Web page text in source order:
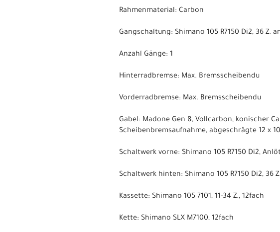
Rahmenmaterial: Carbon
Gangschaltung: Shimano 105 R7150 Di2, 36 Z.
Anzahl Gänge: 1
Hinterradbremse: Max. Bremsscheibendu
Vorderradbremse: Max. Bremsscheibendu
Gabel: Madone Gen 8, Vollcarbon, konischer
Scheibenbremsaufnahme, abgeschrägte 12 x
Schaltwerk vorne: Shimano 105 R7150 Di2,
Schaltwerk hinten: Shimano 105 R7150 Di2, 36
Kassette: Shimano 105 7101, 11-34 Z., 12fach
Kette: Shimano SLX M7100, 12fach